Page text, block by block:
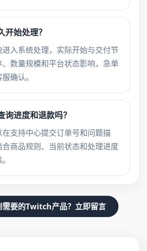
开始处理？
入系统处理，实际开始与交付节
数量规模和平台状态影响，急单
确认。
询进度和退款吗？
支持中心提交订单号和问题描
商品规则、当前状态和处理进度
需要的Twitch产品？立即留言